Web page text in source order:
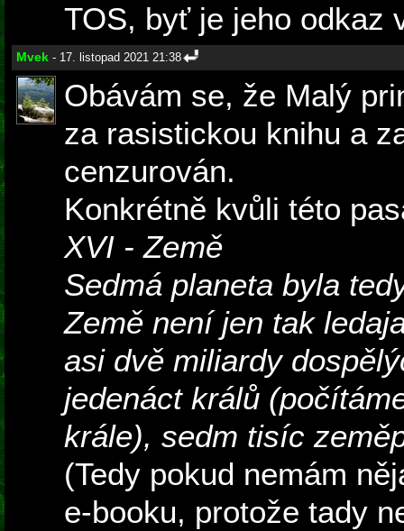
TOS, byť je jeho odkaz
Mvek - 17. listopad 2021 21:38
Obávám se, že Malý
za rasistickou knihu a
cenzurován.
Konkrétně kvůli této
XVI - Země
Sedmá planeta byla
Země není jen tak
asi dvě miliardy
jedenáct králů
krále), sedm tisíc
(Tedy pokud nemám
e-booku, protože tady